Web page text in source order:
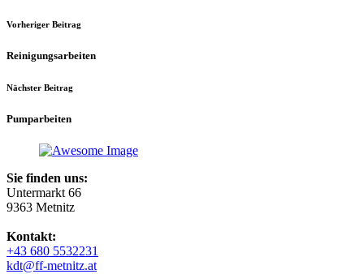
Vorheriger Beitrag
Reinigungsarbeiten
Nächster Beitrag
Pumparbeiten
Sie finden uns:
Untermarkt 66
9363 Metnitz
Kontakt:
+43 680 5532231
kdt@ff-metnitz.at